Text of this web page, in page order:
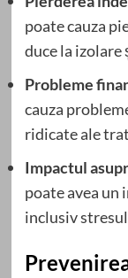
poate cauza
duce la izolare
Probleme
cauza
ridicate ale
Impactul
poate avea un
inclusiv